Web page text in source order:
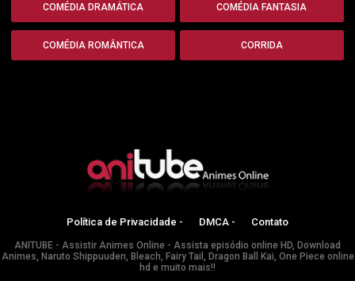
COMÉDIA DRAMÁTICA COMÉDIA FANTASIA
COMÉDIA ROMÂNTICA CORRIDA
Política de Privacidade - DMCA - Contato
ANITUBE - Assistir Animes Online - Assista episódio online HD, Download
Animes, Naruto Shippuuden, Bleach, Fairy Tail, Dragon Ball Kai, One Piece online
hd e muito mais!!